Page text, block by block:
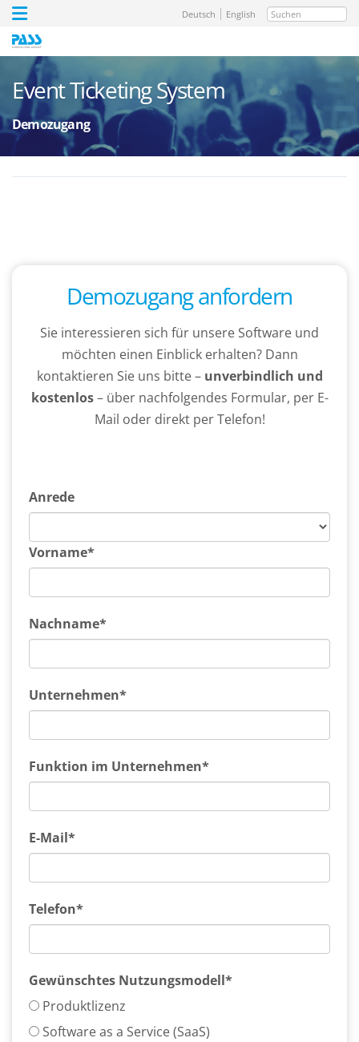
Suchen
Deutsch English
Event Ticketing System
Demozugang
Demozugang anfordern
Sie interessieren sich für unsere Software und
möchten einen Einblick erhalten? Dann
kontaktieren Sie uns bitte – unverbindlich und
kostenlos– über nachfolgendes Formular, per E-
Mail oder direkt per Telefon!
Anrede
Vorname*
Nachname*
Unternehmen*
Funktion im Unternehmen*
E-Mail*
Telefon*
Gewünschtes Nutzungsmodell*
Produktlizenz
Software as a Service (SaaS)